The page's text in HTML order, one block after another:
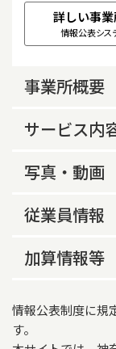
詳しい事
情報公表シス
事業所概要
事業所概要
あり
介護予防支援
営業時間（平
サービス内
サービス内容
横浜市鶴見区
重要事項説明
窓口担当者
田村寿子
写真・動画
事業所の特色等
医療依存度の
従業員情報
従業員数
加算情報等
情報公表制度に規
す。